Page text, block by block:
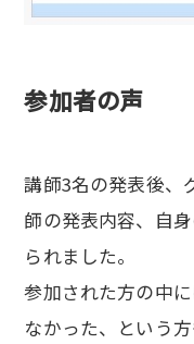
参加者の声
講師3名の発表後、
師の発表内容、自
られました。
参加された方の中
なかった、という